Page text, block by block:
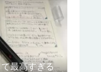
最高すぎる